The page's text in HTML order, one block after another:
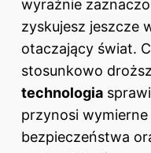
wyraźnie
zyskujesz jeszcze
otaczający świat.
stosunkowo
technologia
przynosi
bezpieczeństwa